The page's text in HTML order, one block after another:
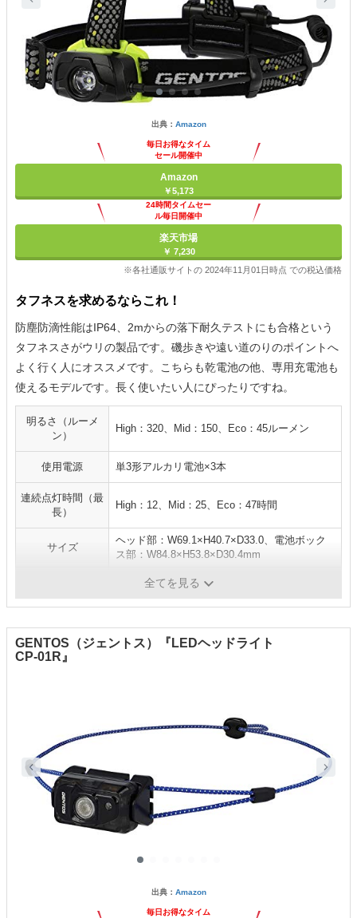
出典： Amazon
毎日お得なタイム
セール開催中
Amazon
￥5,173
24時間タイムセー
ル毎日開催中
楽天市場
￥ 7,230
※各社通販サイトの 2024年11月01日時点 での税込価格
タフネスを求めるならこれ！
防塵防滴性能はIP64、2mからの落下耐久テストにも合格という
タフネスさがウリの製品です。磯歩きや遠い道のりのポイントへ
よく行く人にオススメです。こちらも乾電池の他、専用充電池も
使えるモデルです。長く使いたい人にぴったりですね。
明るさ（ルーメ
ン）
High：320、Mid：150、Eco：45ルーメン
使用電源 単3形アルカリ電池×3本
連続点灯時間（最
長）
High：12、Mid：25、Eco：47時間
サイズ
ヘッド部：W69.1×H40.7×D33.0、電池ボック
ス部：W84.8×H53.8×D30.4mm
全てを見る
GENTOS（ジェントス）『LEDヘッドライト
CP-01R』
出典： Amazon
毎日お得なタイム